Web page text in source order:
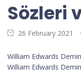
Sözleri
26 February 2021
William Edwards
William Edwards